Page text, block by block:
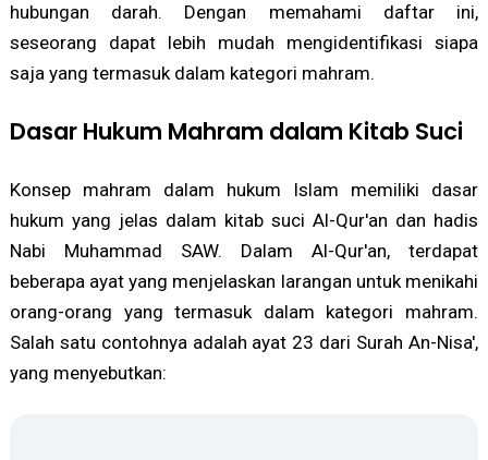
hubungan darah. Dengan memahami daftar ini,
seseorang dapat lebih mudah mengidentifikasi siapa
saja yang termasuk dalam kategori mahram.
Dasar Hukum Mahram dalam Kitab Suci
Konsep mahram dalam hukum Islam memiliki dasar
hukum yang jelas dalam kitab suci Al-Qur'an dan hadis
Nabi Muhammad SAW. Dalam Al-Qur'an, terdapat
beberapa ayat yang menjelaskan larangan untuk menikahi
orang-orang yang termasuk dalam kategori mahram.
Salah satu contohnya adalah ayat 23 dari Surah An-Nisa',
yang menyebutkan: